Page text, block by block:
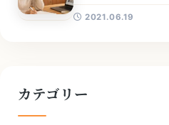
2021.06.19
カテゴリー